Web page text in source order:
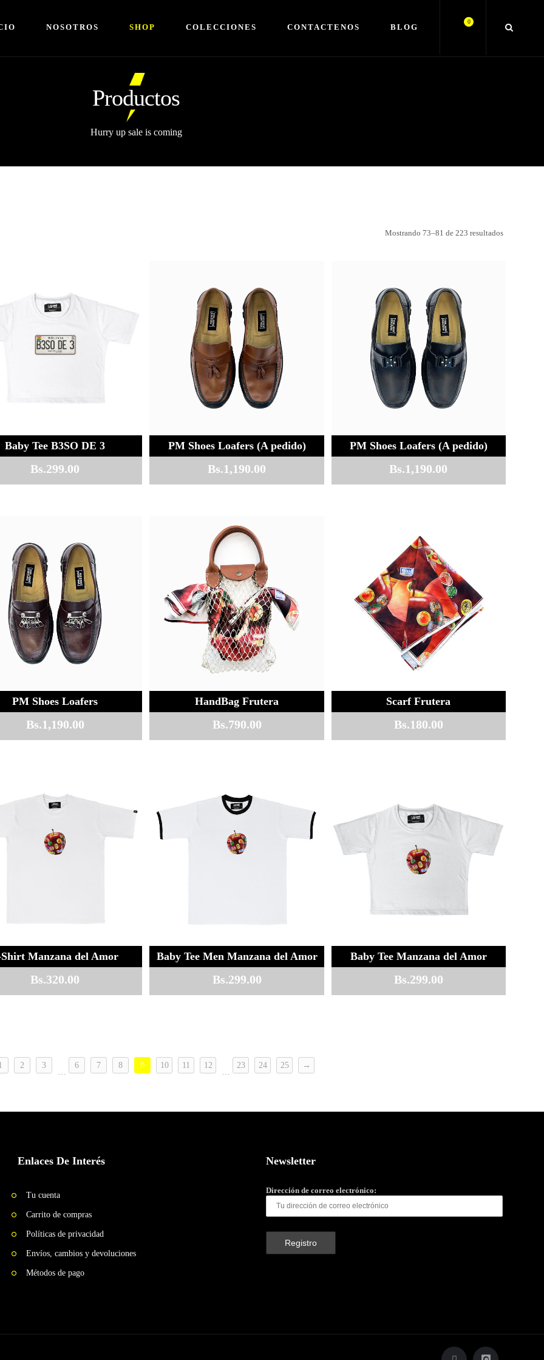
0
NOSOTROS SHOP COLECCIONES CONTACTENOS BLOG
Productos
Hurry up sale is coming
Mostrando 73–81 de 223 resultados
Baby Tee B3SO DE 3
Bs.299.00
PM Shoes Loafers (A pedido)
Bs.1,190.00
PM Shoes Loafers (A pedido)
Bs.1,190.00
PM Shoes Loafers
Bs.1,190.00
HandBag Frutera
Bs.790.00
Scarf Frutera
Bs.180.00
Manzana del Amor
Bs.320.00
Baby Tee Men Manzana del Amor
Bs.299.00
Baby Tee Manzana del Amor
Bs.299.00
2 3 6 7 8 9 10 11 12 23 24 25 →
Enlaces De Interés
Tu cuenta
Carrito de compras
Políticas de privacidad
Envíos, cambios y devoluciones
Métodos de pago
Newsletter
Dirección de correo electrónico: